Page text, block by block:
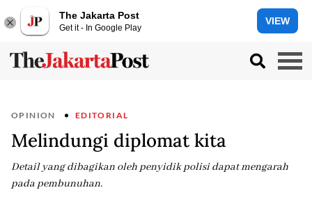
The Jakarta Post
Get it - In Google Play
VIEW
OPINION EDITORIAL
Melindungi diplomat kita
Detail yang dibagikan oleh penyidik polisi dapat mengarah
pada pembunuhan.